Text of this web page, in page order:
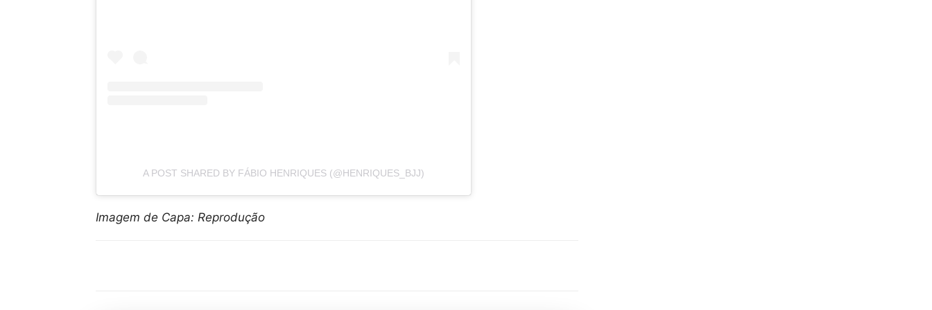
A POST SHARED BY FÁBIO HENRIQUES (@HENRIQUES_BJJ)
Imagem de Capa: Reprodução